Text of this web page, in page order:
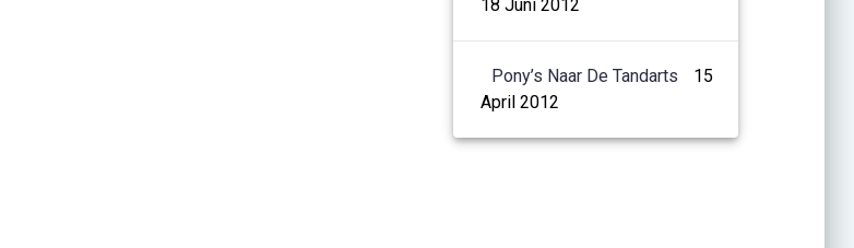
18 Juni 2012
Pony’s Naar De Tandarts
15
April 2012